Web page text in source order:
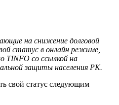
на снижение долговой
статус в онлайн режиме,
TINFO со ссылкой на
защиты населения РК.
свой статус следующим